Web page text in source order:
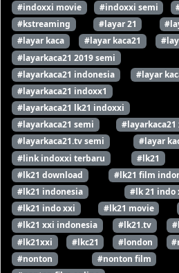
#indoxxi movie
#indoxxi semi
#kstreaming
#layar 21
#layar kaca
#layar kaca21
#layarkaca21 2019 semi
#layarkaca21 indonesia
#layar
#layarkaca21 indoxx1
#layarkaca21 lk21 indoxxi
#layarkaca21 semi
#layarkaca21
#layarkaca21.tv semi
#layar
#link indoxxi terbaru
#lk21
#lk21 download
#lk21 film
#lk21 indonesia
#lk 21 indo
#lk21 indo xxi
#lk21 movie
#lk21 xxi indonesia
#lk21.tv
#lk21xxi
#lkc21 #london
#nonton
#nonton film